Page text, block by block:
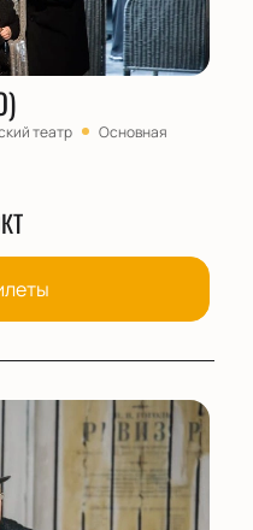
театр
Основная